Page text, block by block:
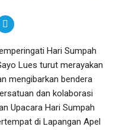
Hari Sumpah
Lues turut merayakan
mengibarkan bendera
dan kolaborasi
Upacara Hari Sumpah
di Lapangan Apel